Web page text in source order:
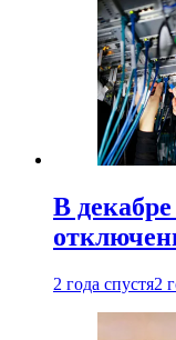
В
2 года спустя2